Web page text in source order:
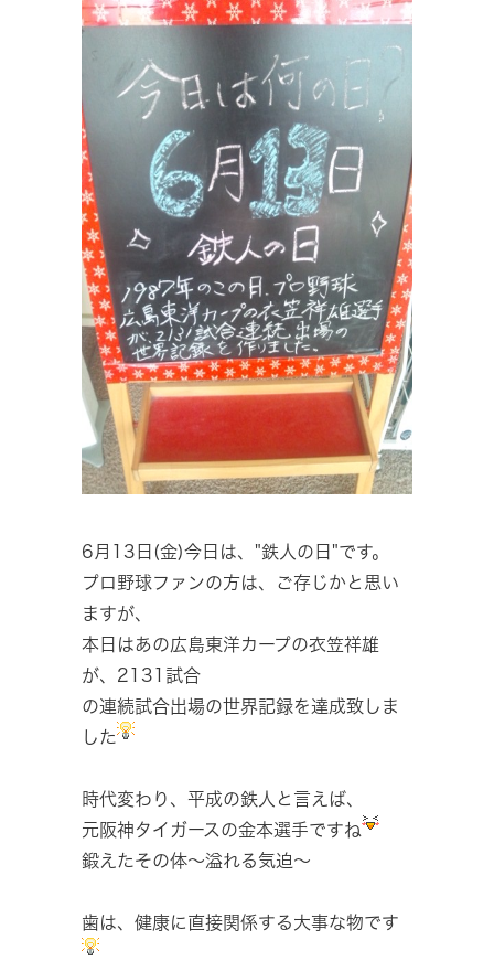
6月13日(金)今日は、"鉄人の日"です。
プロ野球ファンの方は、ご存じかと思い
ますが、
本日はあの広島東洋カープの衣笠祥雄
が、2131試合
の連続試合出場の世界記録を達成致しま
した
時代変わり、平成の鉄人と言えば、
元阪神タイガースの金本選手ですね
鍛えたその体～溢れる気迫～
歯は、健康に直接関係する大事な物です